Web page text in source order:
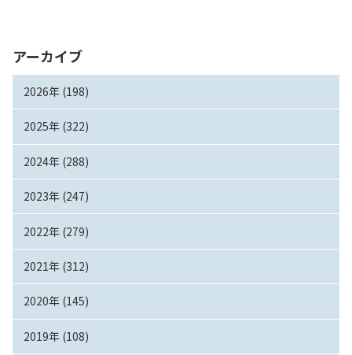
アーカイブ
2026年 (198)
2025年 (322)
2024年 (288)
2023年 (247)
2022年 (279)
2021年 (312)
2020年 (145)
2019年 (108)